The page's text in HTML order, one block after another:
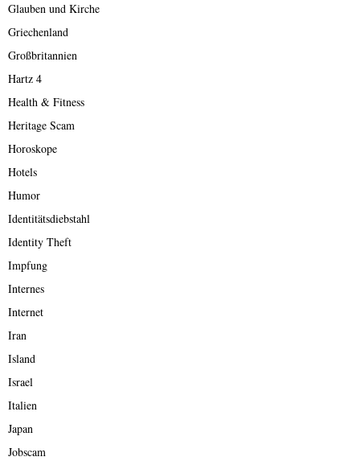
Glauben und Kirche
Griechenland
Großbritannien
Hartz 4
Health & Fitness
Heritage Scam
Horoskope
Hotels
Humor
Identitätsdiebstahl
Identity Theft
Impfung
Internes
Internet
Iran
Island
Israel
Italien
Japan
Jobscam